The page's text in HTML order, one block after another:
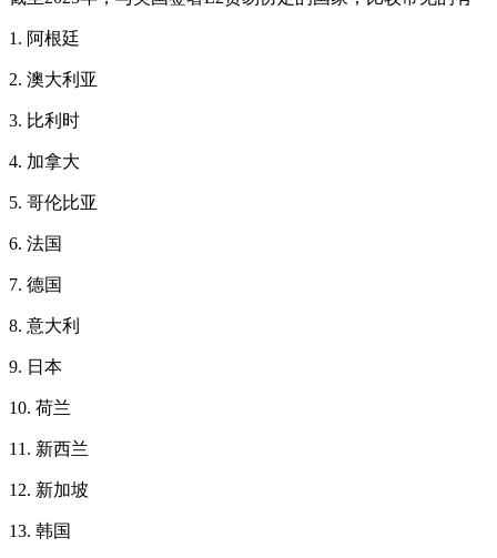
1. 阿根廷
2. 澳大利亚
3. 比利时
4. 加拿大
5. 哥伦比亚
6. 法国
7. 德国
8. 意大利
9. 日本
10. 荷兰
11. 新西兰
12. 新加坡
13. 韩国